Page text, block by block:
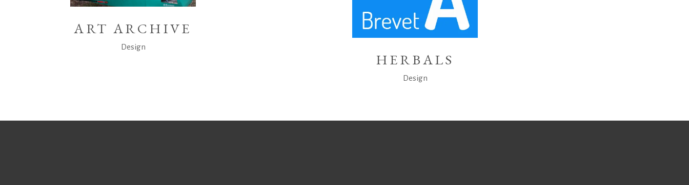
ART ARCHIVE
Design
HERBALS
Design